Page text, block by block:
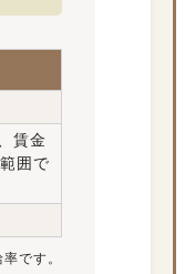
賃金
囲で
です。